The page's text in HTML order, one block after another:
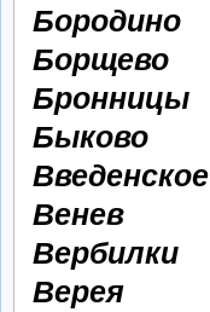
Бородино
Борщево
Бронницы
Быково
Введенское
Венев
Вербилки
Верея